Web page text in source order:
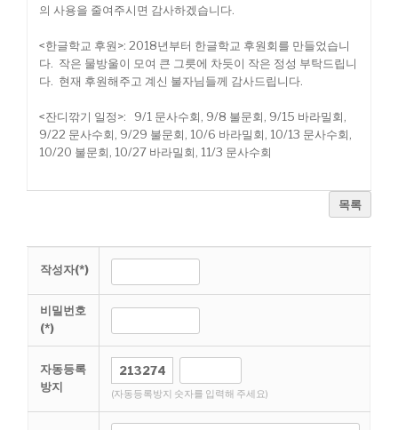
의 사용을 줄여주시면 감사하겠습니다.
<한글학교 후원>: 2018년부터 한글학교 후원회를 만들었습니
다. 작은 물방울이 모여 큰 그릇에 차듯이 작은 정성 부탁드립니
다. 현재 후원해주고 계신 불자님들께 감사드립니다.
<잔디깎기 일정>: 9/1 문사수회, 9/8 불문회, 9/15 바라밀회,
9/22 문사수회, 9/29 불문회, 10/6 바라밀회, 10/13 문사수회,
10/20 불문회, 10/27 바라밀회, 11/3 문사수회
목록
작성자(*)
비밀번호
(*)
자동등록
방지
(자동등록방지 숫자를 입력해 주세요)